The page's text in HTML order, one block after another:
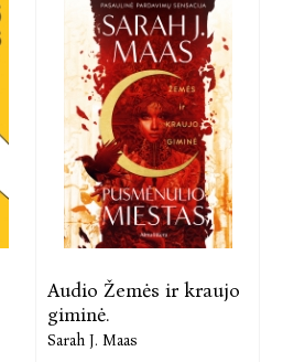
Audio Žemės ir kraujo
giminė.
Sarah J. Maas